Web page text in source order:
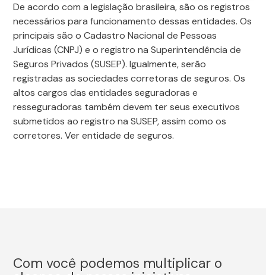
De acordo com a legislação brasileira, são os registros
necessários para funcionamento dessas entidades. Os
principais são o Cadastro Nacional de Pessoas
Jurídicas (CNPJ) e o registro na Superintendência de
Seguros Privados (SUSEP). Igualmente, serão
registradas as sociedades corretoras de seguros. Os
altos cargos das entidades seguradoras e
resseguradoras também devem ter seus executivos
submetidos ao registro na SUSEP, assim como os
corretores. Ver entidade de seguros.
Com você podemos multiplicar o